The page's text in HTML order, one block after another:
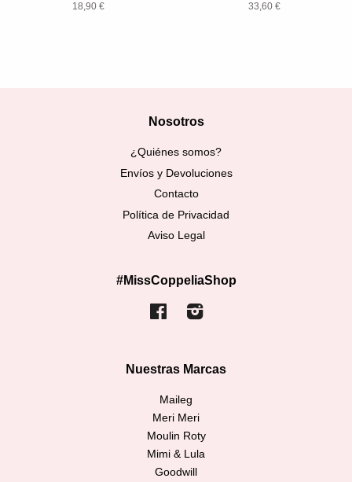
18,90 € 33,60 €
Nosotros
¿Quiénes somos?
Envíos y Devoluciones
Contacto
Política de Privacidad
Aviso Legal
#MissCoppeliaShop
FacebookInstagram
Nuestras Marcas
Maileg
Meri Meri
Moulin Roty
Mimi & Lula
Goodwill